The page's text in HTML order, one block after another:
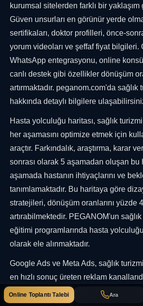
kurumsal sitelerden farklı bir yaklaşım
Güven unsurları en görünür yerde
sertifikaları, doktor profilleri, önce-
yorum videoları ve şeffaf fiyat bilgileri.
WhatsApp entegrasyonu, online
canlı destek gibi özellikler dönüşüm
artırmaktadır. peganom.com'da sağlık
hakkında detaylı bilgilere
Hasta yolculuğu haritası, sağlık
her aşamasını optimize etmek için
araçtır. Farkındalık, araştırma, karar
sonrası olarak 5 aşamadan oluşan bu
aşamada hastanın ihtiyaçlarını ve
tanımlamaktadır. Bu haritaya göre
stratejileri, dönüşüm oranlarını yüzde
artırabilmektedir. PEGANOM'un sağlık
eğitimi programlarında hasta
olarak ele alınmaktadır.
Google Ads ve Meta Ads, sağlık
en hızlı sonuç üreten reklam
hedefleme, etkili reklam metinleri ve
Ara
Online Toplantı Talebi